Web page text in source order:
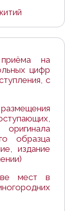
на
цифр
с
образца
издание
мест в